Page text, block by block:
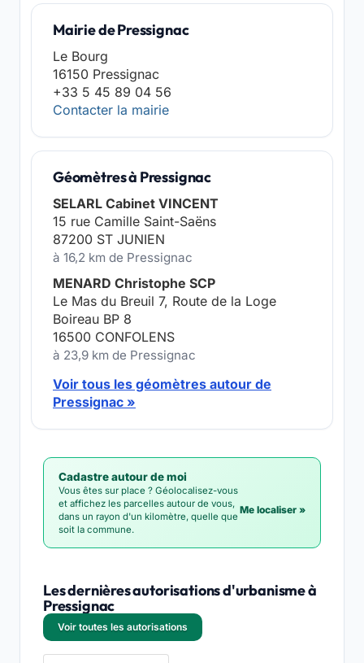
Mairie de Pressignac
Le Bourg
16150 Pressignac
+33 5 45 89 04 56
Contacter la mairie
Géomètres à Pressignac
SELARL Cabinet VINCENT
15 rue Camille Saint-Saëns
87200 ST JUNIEN
à 16,2 km de Pressignac
MENARD Christophe SCP
Le Mas du Breuil 7, Route de la Loge
Boireau BP 8
16500 CONFOLENS
à 23,9 km de Pressignac
Voir tous les géomètres autour de
Pressignac »
Cadastre autour de moi
Vous êtes sur place ? Géolocalisez-vous
et affichez les parcelles autour de vous,
dans un rayon d'un kilomètre, quelle que
soit la commune.
Me localiser »
Les dernières autorisations d'urbanisme à
Pressignac
Voir toutes les autorisations